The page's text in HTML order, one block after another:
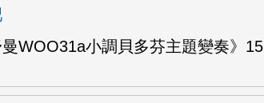
WOO31a小調貝多芬主題變奏》15